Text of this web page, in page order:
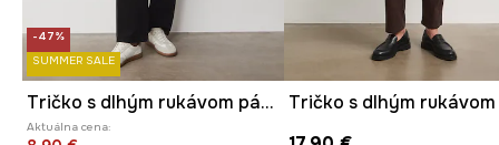
-47%
SUMMER SALE
Tričko s dlhým rukávom pánske bavlnené
Aktuálna cena: